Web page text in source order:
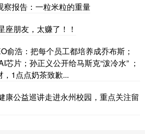
察报告：一粒米粒的重量
座朋友，太赚了！！
俞浩：把每个员工都培养成乔布斯；
芯片；孙正义公开给马斯克“泼冷水” ；
1点点奶茶致歉...
康公益巡讲走进永州校园，重点关注留